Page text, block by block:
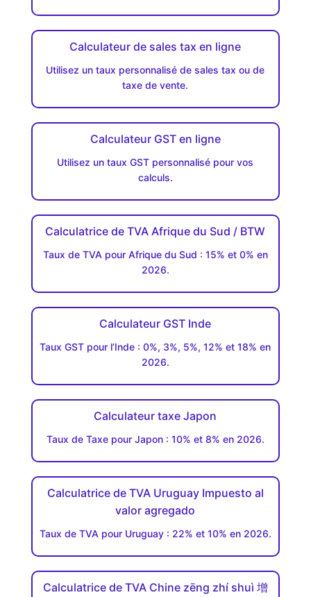
Calculateur de sales tax en ligne
Utilisez un taux personnalisé de sales tax ou de
taxe de vente.
Calculateur GST en ligne
Utilisez un taux GST personnalisé pour vos
calculs.
Calculatrice de TVA Afrique du Sud / BTW
Taux de TVA pour Afrique du Sud : 15% et 0% en
2026.
Calculateur GST Inde
Taux GST pour l’Inde : 0%, 3%, 5%, 12% et 18% en
2026.
Calculateur taxe Japon
Taux de Taxe pour Japon : 10% et 8% en 2026.
Calculatrice de TVA Uruguay Impuesto al
valor agregado
Taux de TVA pour Uruguay : 22% et 10% en 2026.
Calculatrice de TVA Chine zēng zhí shuì 增